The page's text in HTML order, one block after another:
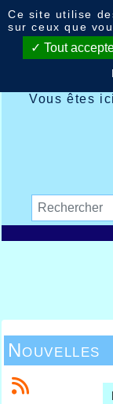
Vous êtes
Nouvelles
Ce site utilise
sur ceux que
Tout